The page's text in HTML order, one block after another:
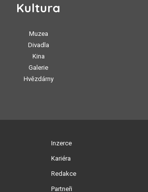
Kultura
Muzea
Divadla
Kina
Galerie
Hvězdárny
Inzerce
Kariéra
Redakce
Partneři